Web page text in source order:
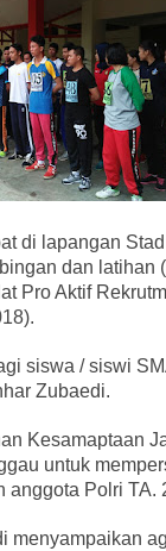
di lapangan
dan latihan
Pro Aktif
siswa / siswi
Zubaedi.
Kesamaptaan
untuk
anggota Polri TA.
menyampaikan